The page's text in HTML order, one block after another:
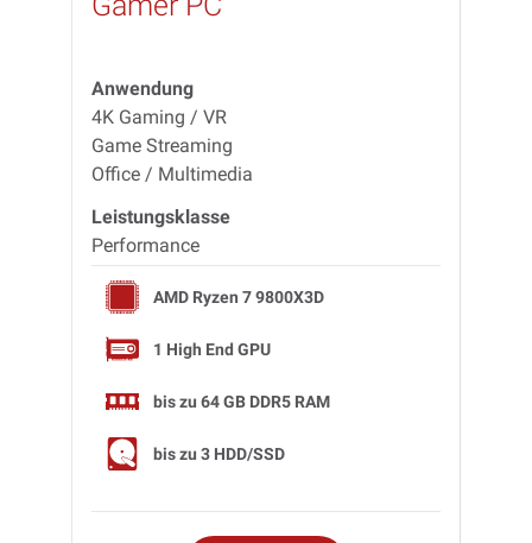
Anwendung
4K Gaming / VR
Game Streaming
Office / Multimedia
Leistungsklasse
Performance
AMD Ryzen 7 9800X3D
1 High End GPU
bis zu 64 GB DDR5 RAM
bis zu 3 HDD/SSD